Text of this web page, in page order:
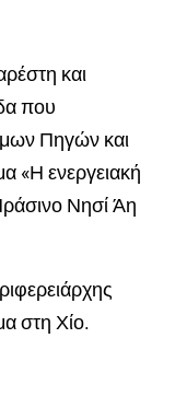
και
που
Πηγών και
«Η ενεργειακή
Νησί Άη
στη Χίο.